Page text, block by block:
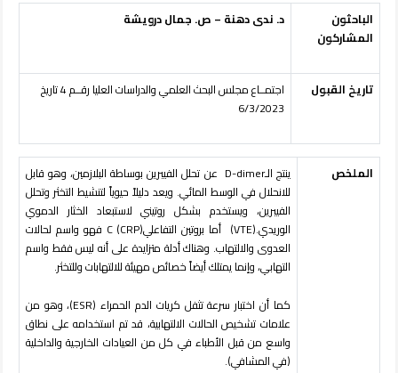
الباحثون
المشاركون
د. ندى دهنة – ص. جمال درويشة
تاريخ القبول
اجتمــاع مجلس البحث العلمي والدراسات العليا رقــم 4 تاريخ
6/3/2023
الملخص
ينتج الـD-dimer عن تحلل الفيبرين بوساطة البلازمين، وهو قابل
للانحلال في الوسط المائي. ويعد دليلاً حيوياً لتنشيط التخثر وتحلل
الفيبرين، ويستخدم بشكل روتيني لاستبعاد الخثار الدموي
الوريدي.(VTE) أما بروتين التفاعلي(CRP) C فهو واسم لحالات
العدوى والالتهاب. وهناك أدلة متزايدة على أنه ليس فقط واسم
التهابي، وإنما يمتلك أيضاً خصائص مهيئة للالتهابات وللتخثر.
كما أن اختبار سرعة تثفل كريات الدم الحمراء (ESR)، وهو من
علامات تشخيص الحالات الالتهابية، قد تم استخدامه على نطاق
واسع من قبل الأطباء في كل من العيادات الخارجية والداخلية
(في المشافي).